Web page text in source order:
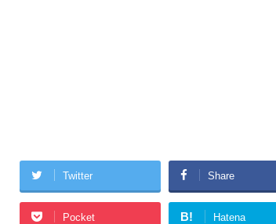
Twitter Share
Pocket B! Hatena